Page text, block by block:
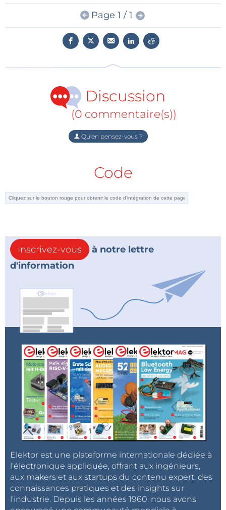
retrouver au coeur de nombreux instruments de
analyseur d'haleine portable pour le diagnostic
précoce des cancers.
Wenn's Ärschel brummt isch 's Herzel gesund
Eh bien non, ce n'est pas une mesure alsacienne : 10 puissance -24 kg
Page 1 / 1
Discussion
(0 commentaire(s))
Qu'en pensez-vous ?
Code
Inscrivez-vous
à notre lettre
d'information
Elektor est une plateforme internationale dédiée à
l'électronique appliquée, offrant aux ingénieurs,
aux makers et aux startups du contenu expert, des
connaissances pratiques et des insights sur
l'industrie. Depuis les années 1960, nous avons